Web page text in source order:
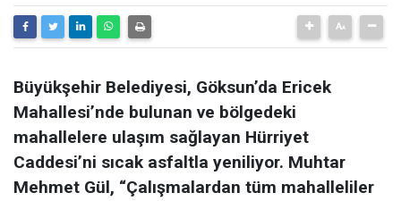
Büyükşehir Belediyesi, Göksun’da Ericek
Mahallesi’nde bulunan ve bölgedeki
mahallelere ulaşım sağlayan Hürriyet
Caddesi’ni sıcak asfaltla yeniliyor. Muhtar
Mehmet Gül, “Çalışmalardan tüm mahalleliler